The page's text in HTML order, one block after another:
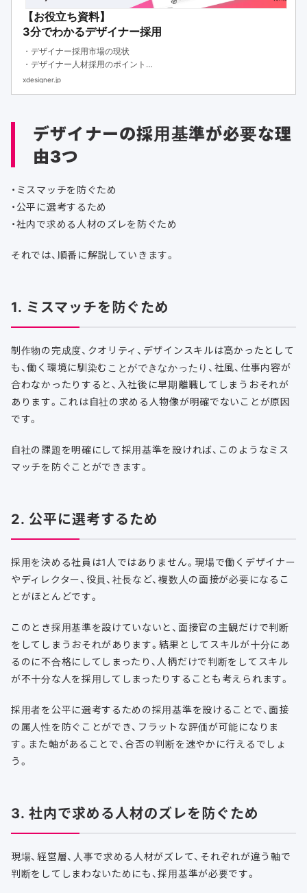
【お役立ち資料】
3分でわかるデザイナー採用
・デザイナー採用市場の現状
・デザイナー人材採用のポイント
・デザイナーの評価基準と採用フローをまとめました
xdesigner.jp
デザイナーの採用基準が必要な理
由3つ
・ミスマッチを防ぐため
・公平に選考するため
・社内で求める人材のズレを防ぐため
それでは、順番に解説していきます。
1. ミスマッチを防ぐため
制作物の完成度、クオリティ、デザインスキルは高かったとして
も、働く環境に馴染むことができなかったり、社風、仕事内容が
合わなかったりすると、入社後に早期離職してしまうおそれが
あります。これは自社の求める人物像が明確でないことが原因
です。
自社の課題を明確にして採用基準を設ければ、このようなミス
マッチを防ぐことができます。
2. 公平に選考するため
採用を決める社員は1人ではありません。現場で働くデザイナー
やディレクター、役員、社長など、複数人の面接が必要になるこ
とがほとんどです。
このとき採用基準を設けていないと、面接官の主観だけで判断
をしてしまうおそれがあります。結果としてスキルが十分にあ
るのに不合格にしてしまったり、人柄だけで判断をしてスキル
が不十分な人を採用してしまったりすることも考えられます。
採用者を公平に選考するための採用基準を設けることで、面接
の属人性を防ぐことができ、フラットな評価が可能になりま
す。また軸があることで、合否の判断を速やかに行えるでしょ
う。
3. 社内で求める人材のズレを防ぐため
現場、経営層、人事で求める人材がズレて、それぞれが違う軸で
判断をしてしまわないためにも、採用基準が必要です。